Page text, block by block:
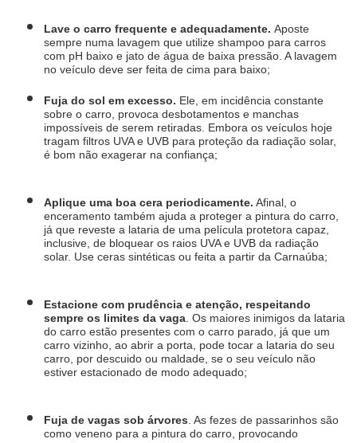
Lave o carro frequente e adequadamente. Aposte
sempre numa lavagem que utilize shampoo para carros
com pH baixo e jato de água de baixa pressão. A lavagem
no veículo deve ser feita de cima para baixo;
Fuja do sol em excesso. Ele, em incidência constante
sobre o carro, provoca desbotamentos e manchas
impossíveis de serem retiradas. Embora os veículos hoje
tragam filtros UVA e UVB para proteção da radiação solar,
é bom não exagerar na confiança;
Aplique uma boa cera periodicamente. Afinal, o
enceramento também ajuda a proteger a pintura do carro,
já que reveste a lataria de uma película protetora capaz,
inclusive, de bloquear os raios UVA e UVB da radiação
solar. Use ceras sintéticas ou feita a partir da Carnaúba;
Estacione com prudência e atenção, respeitando
sempre os limites da vaga . Os maiores inimigos da lataria
do carro estão presentes com o carro parado, já que um
carro vizinho, ao abrir a porta, pode tocar a lataria do seu
carro, por descuido ou maldade, se o seu veículo não
estiver estacionado de modo adequado;
Fuja de vagas sob árvores . As fezes de passarinhos são
como veneno para a pintura do carro, provocando